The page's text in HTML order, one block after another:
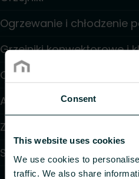
Consent
This website uses cookies
We use cookies to
traffic. We also share
Ogrzewanie i chłodzenie
Grzejniki konwektorowe i
Ogrzewanie elektryczne
Automatyka
Zawory i głowice
Systemy instalacyjne